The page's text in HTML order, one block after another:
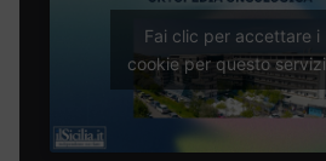
Fai clic per accettare i
cookie per questo